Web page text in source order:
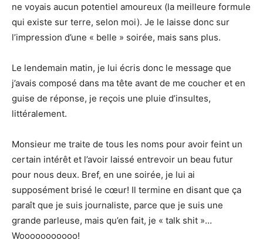
ne voyais aucun potentiel amoureux (la meilleure formule
qui existe sur terre, selon moi). Je le laisse donc sur
l’impression d’une « belle » soirée, mais sans plus.
Le lendemain matin, je lui écris donc le message que
j’avais composé dans ma tête avant de me coucher et en
guise de réponse, je reçois une pluie d’insultes,
littéralement.
Monsieur me traite de tous les noms pour avoir feint un
certain intérêt et l’avoir laissé entrevoir un beau futur
pour nous deux. Bref, en une soirée, je lui ai
supposément brisé le cœur! Il termine en disant que ça
paraît que je suis journaliste, parce que je suis une
grande parleuse, mais qu’en fait, je « talk shit »…
Wooooooooooo!